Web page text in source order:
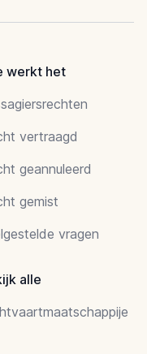
werkt het
vertraagd
geannuleerd
gemist
vragen
alle